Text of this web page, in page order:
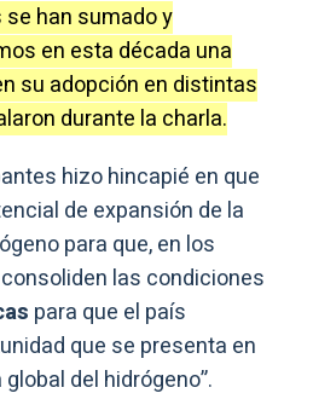
han sumado y
en esta década una
su adopción en distintas
durante la charla.
hizo hincapié en que
de expansión de la
para que, en los
las condiciones
para que el país
que se presenta en
del hidrógeno”.